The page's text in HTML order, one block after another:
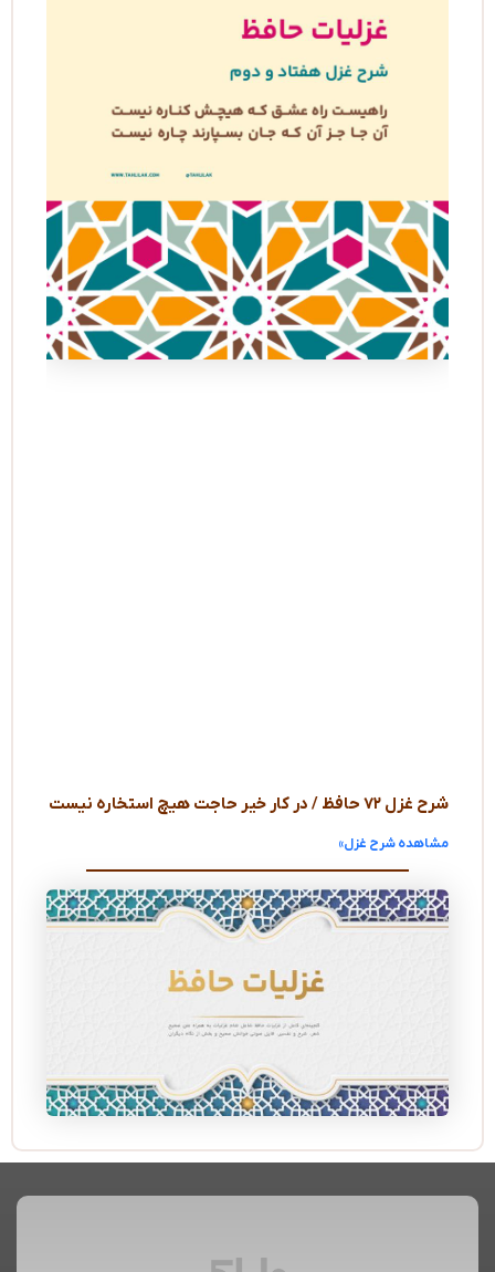
شرح غزل ۷۲ حافظ / در کار خیر حاجت هیچ استخاره نیست
مشاهده شرح غزل»